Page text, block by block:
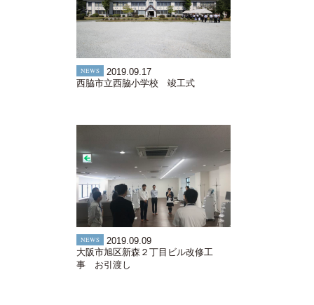
NEWS
2019.09.17
西脇市立西脇小学校 竣工式
NEWS
2019.09.09
大阪市旭区新森２丁目ビル改修工
事 お引渡し